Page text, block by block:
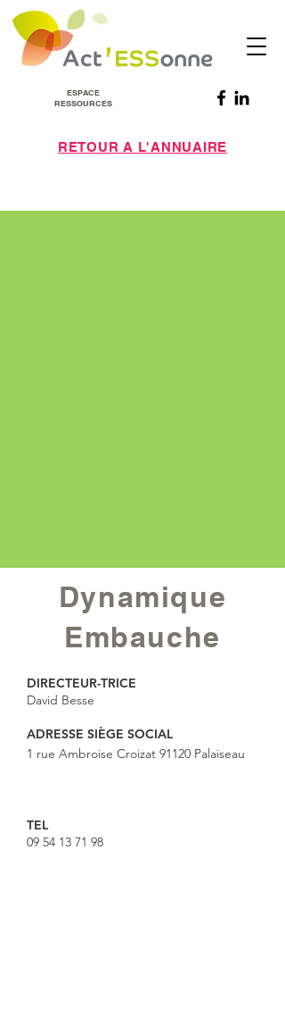
ESPACE
RESSOURCES
RETOUR A L'ANNUAIRE
Dynamique
Embauche
DIRECTEUR-TRICE
David Besse
ADRESSE SIÈGE SOCIAL
1 rue Ambroise Croizat 91120 Palaiseau
TEL
09 54 13 71 98